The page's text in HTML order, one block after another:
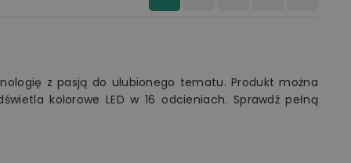
z pasją do ulubionego tematu. Produkt można
kolorowe LED w 16 odcieniach. Sprawdź pełną